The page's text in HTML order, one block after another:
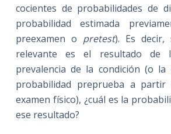
cocientes de probabilidades de
probabilidad estimada
preexamen o pretest). Es
relevante es el resultado
prevalencia de la condición (o la
probabilidad preprueba a partir
examen físico), ¿cuál es la
ese resultado?